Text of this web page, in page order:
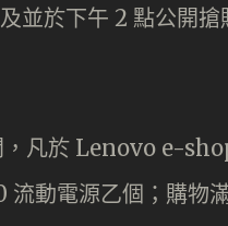
並於下午 2 點公開搶
，凡於 Lenovo e-
動電源乙個；購物